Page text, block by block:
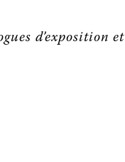
d’exposition et